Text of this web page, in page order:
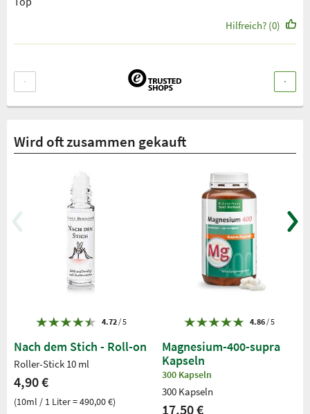
Hilfreich? (0)
Wird oft zusammen gekauft
4.72/ 5
Nach dem Stich - Roll-on
Roller-Stick 10 ml
4,90 €
(10ml / 1 Liter = 490,00 €)
4.86/ 5
Magnesium-400-supra
Kapseln
300 Kapseln
300 Kapseln
17,50 €